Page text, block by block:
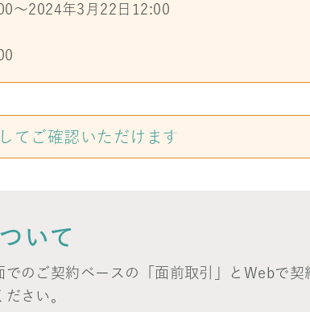
〜2024年3月22日12:00
てご確認いただけます
いて
でのご契約ベースの「面前取引」とWebで
さい。